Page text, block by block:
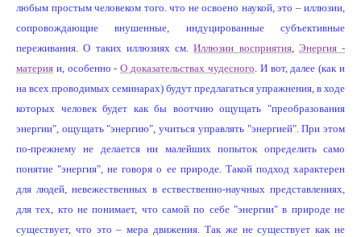
любым простым человеком того. что не освоено наукой, это – иллюзии,
сопровождающие внушенные, индуцированные субъективные
переживания. О таких иллюзиях см.Иллюзии восприятия, Энергия -
материя и, особенно - О доказательствах чудесного. И вот, далее (как и
на всех проводимых семинарах) будут предлагаться упражнения, в ходе
которых человек будет как бы воотчию ощущать "преобразования
энергии", ощущать "энергию", учиться управлять "энергией". При этом
по-прежнему не делается ни малейших попыток определить само
понятие "энергия", не говоря о ее природе. Такой подход характерен
для людей, невежественных в ествественно-научных представлениях,
для тех, кто не понимает, что самой по себе "энергии" в природе не
существует, что это – мера движения. Так же не существует как не